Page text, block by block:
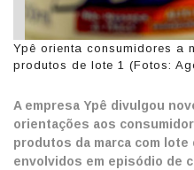
Ypê orienta consumidores a
produtos de lote 1 (Fotos:
A empresa Ypê divulgou
orientações aos
produtos da marca com
envolvidos em episódio de